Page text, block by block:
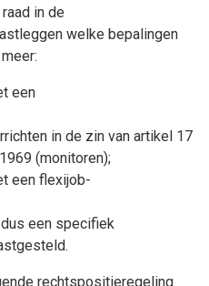
in de
welke bepalingen
een
in de zin van artikel 17
(monitoren);
een flexijob-
een specifiek
rechtspositieregeling